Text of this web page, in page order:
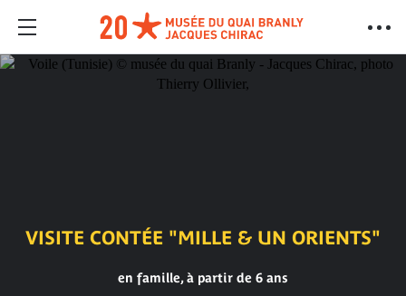
VISITE CONTÉE "MILLE & UN ORIENTS"
en famille, à partir de 6 ans